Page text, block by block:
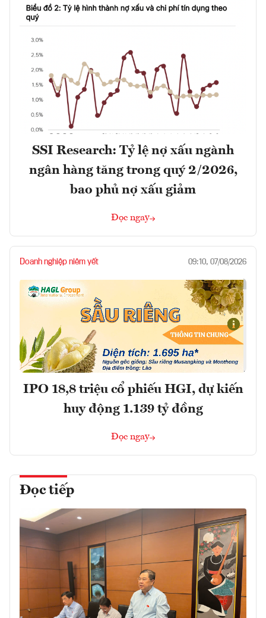
SSI Research: Tỷ lệ nợ xấu ngành
ngân hàng tăng trong quý 2/2026,
bao phủ nợ xấu giảm
Đọc ngay
Doanh nghiệp niêm yết 09:10, 07/08/2026
IPO 18,8 triệu cổ phiếu HGI, dự kiến
huy động 1.139 tỷ đồng
Đọc ngay
Đọc tiếp